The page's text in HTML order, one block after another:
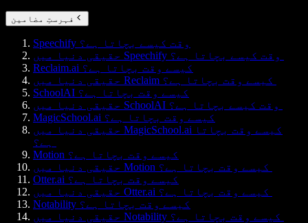
فہرستِ مضامین
Speechify وقت کیسے بچاتا ہے؟
Reclaim.ai کیسے وقت بچاتا ہے؟
SchoolAI کیسے وقت بچاتا ہے؟
MagicSchool.ai کیسے وقت بچاتا ہے؟
حقیقی دنیا میں MagicSchool.ai کیسے وقت بچاتا
Motion کیسے وقت بچاتا ہے؟
Otter.ai کیسے وقت بچاتا ہے؟
Notability کیسے وقت بچاتا ہے؟